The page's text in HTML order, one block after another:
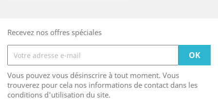
Recevez nos offres spéciales
Vous pouvez vous désinscrire à tout moment. Vous
trouverez pour cela nos informations de contact dans les
conditions d'utilisation du site.